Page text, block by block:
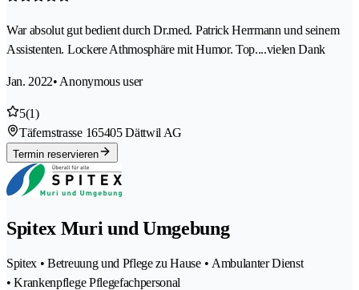
War absolut gut bedient durch Dr.med. Patrick Herrmann und seinem
Assistenten. Lockere Athmosphäre mit Humor. Top....vielen Dank
Jan. 2022• Anonymous user
5(1)
Täfernstrasse 165405 Dättwil AG
Termin reservieren
Spitex Muri und Umgebung
Spitex • Betreuung und Pflege zu Hause • Ambulanter Dienst
• Krankenpflege Pflegefachpersonal